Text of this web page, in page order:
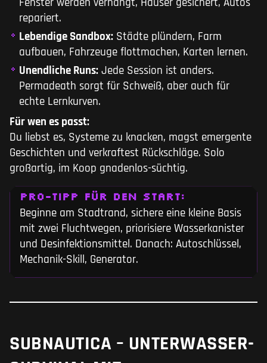
repariert.
Lebendige Sandbox: Städte plündern, Farm
aufbauen, Fahrzeuge flottmachen, Karten lernen.
Unendliche Runs: Jede Session ist anders.
Permadeath sorgt für Schweiß, aber auch für
echte Lernkurven.
Für wen es passt:
Du liebst es, Systeme zu knacken, magst emergente
Geschichten und verkraftest Rückschläge. Solo
großartig, im Koop gnadenlos-süchtig.
PRO-TIPP FÜR DEN START:
Beginne am Stadtrand, sichere eine kleine Basis
mit zwei Fluchtwegen, priorisiere Wasserkanister
und Desinfektionsmittel. Danach: Autoschlüssel,
Mechanik-Skill, Generator.
SUBNAUTICA – UNTERWASSER-